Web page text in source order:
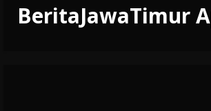
BeritaJawaTimur